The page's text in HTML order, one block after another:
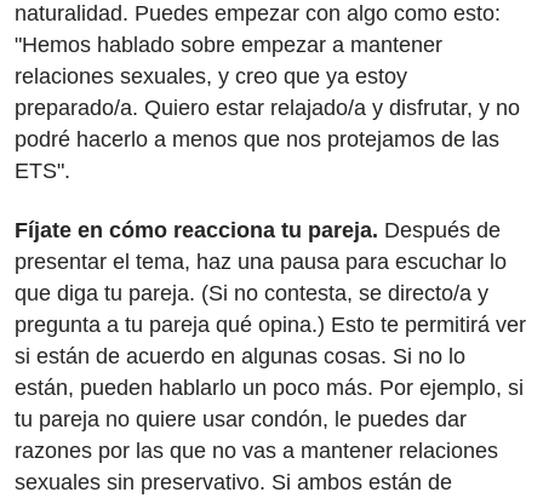
naturalidad. Puedes empezar con algo como esto:
"Hemos hablado sobre empezar a mantener
relaciones sexuales, y creo que ya estoy
preparado/a. Quiero estar relajado/a y disfrutar, y no
podré hacerlo a menos que nos protejamos de las
ETS".
Fíjate en cómo reacciona tu pareja. Después de
presentar el tema, haz una pausa para escuchar lo
que diga tu pareja. (Si no contesta, se directo/a y
pregunta a tu pareja qué opina.) Esto te permitirá ver
si están de acuerdo en algunas cosas. Si no lo
están, pueden hablarlo un poco más. Por ejemplo, si
tu pareja no quiere usar condón, le puedes dar
razones por las que no vas a mantener relaciones
sexuales sin preservativo. Si ambos están de